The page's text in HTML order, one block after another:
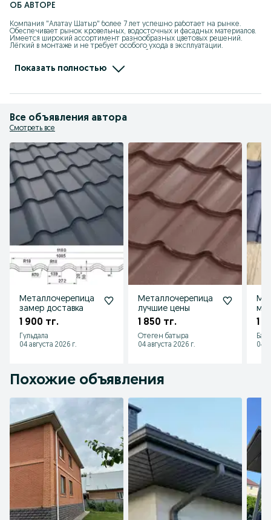
ОБ АВТОРЕ
Компания "Алатау Шатыр" более 7 лет успешно работает на рынке.
Обеспечивает рынок кровельных, водосточных и фасадных материалов.
Имеется широкий ассортимент разнообразных цветовых решений.
Лёгкий в монтаже и не требует особого ухода в эксплуатации.
кредит.
      Для нас важно качества и сервис!
Показать полностью
Все объявления автора
Смотреть все
Металлочерепица
замер доставка
1 900 тг.
Гульдала
04 августа 2026 г.
Металлочерепица
лучшие цены
1 850 тг.
Отеген батыра
04 августа 2026 г.
1
04
Похожие объявления